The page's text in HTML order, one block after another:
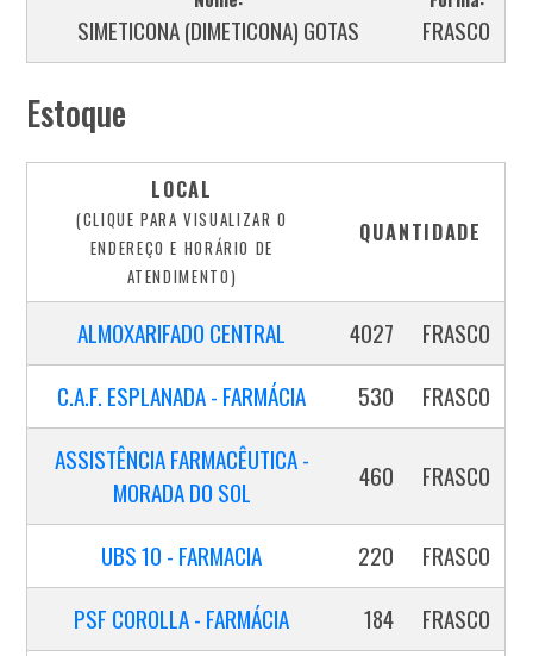
SIMETICONA (DIMETICONA) GOTAS FRASCO
Estoque
LOCAL
(CLIQUE PARA VISUALIZAR O
ENDEREÇO E HORÁRIO DE
ATENDIMENTO)
QUANTIDADE
ALMOXARIFADO CENTRAL 4027
FRASCO
C.A.F. ESPLANADA - FARMÁCIA
530
FRASCO
ASSISTÊNCIA FARMACÊUTICA -
MORADA DO SOL
460 FRASCO
UBS 10 - FARMACIA 220
FRASCO
PSF COROLLA - FARMÁCIA
184
FRASCO